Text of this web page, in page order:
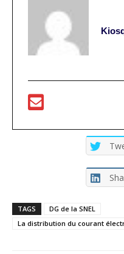
TAGS
DG de la SNEL
La distribution du courant